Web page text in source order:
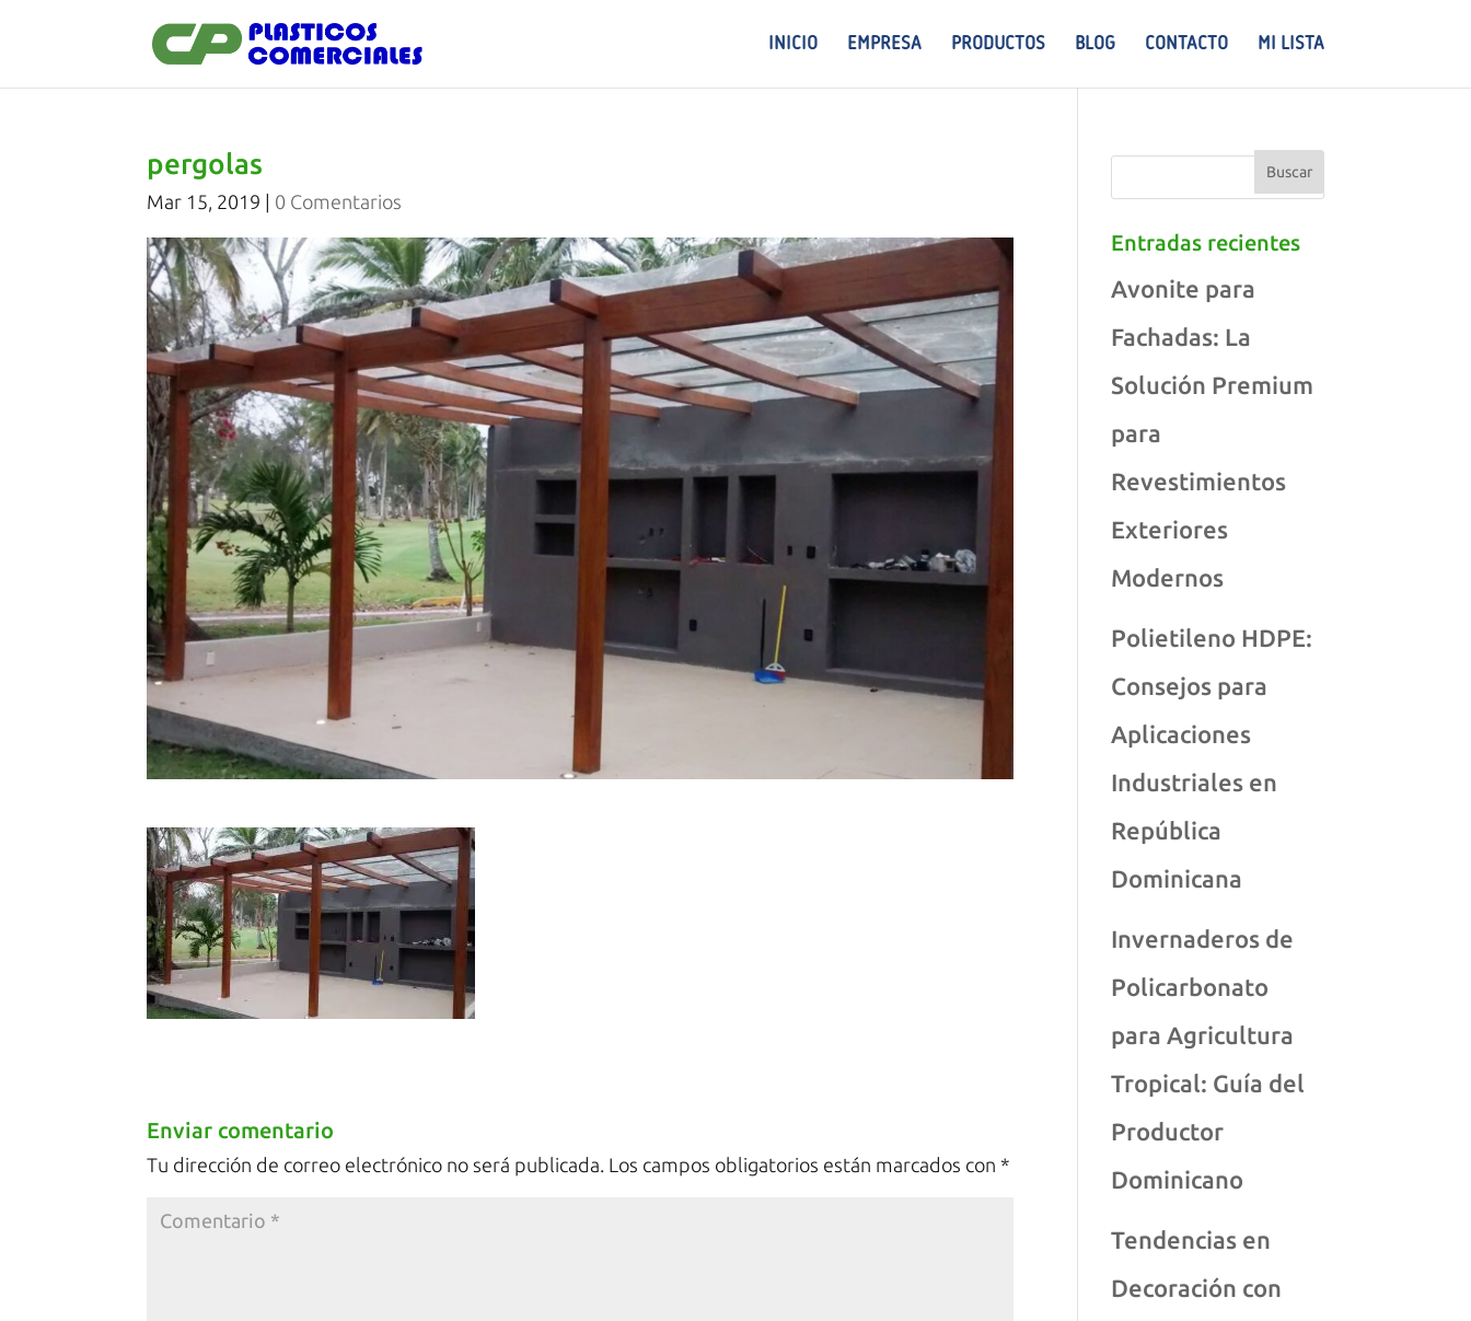
INICIO EMPRESA PRODUCTOS BLOG CONTACTO MI LISTA
pergolas
Mar 15, 2019 0 Comentarios
Enviar comentario
Tu dirección de correo electrónico no será publicada. Los campos obligatorios están marcados con*
Entradas recientes
Avonite para
Fachadas: La
Solución Premium
para
Revestimientos
Exteriores
Modernos
Polietileno HDPE:
Consejos para
Aplicaciones
Industriales en
República
Dominicana
Invernaderos de
Policarbonato
para Agricultura
Tropical: Guía del
Productor
Dominicano
Tendencias en
Decoración con